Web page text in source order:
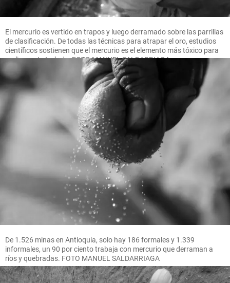
El mercurio es vertido en trapos y luego derramado sobre las parrillas
de clasificación. De todas las técnicas para atrapar el oro, estudios
científicos sostienen que el mercurio es el elemento más tóxico para
realizar este trabajo. FOTO MANUEL SALDARRIAGA
De 1.526 minas en Antioquia, solo hay 186 formales y 1.339
informales, un 90 por ciento trabaja con mercurio que derraman a
ríos y quebradas. FOTO MANUEL SALDARRIAGA